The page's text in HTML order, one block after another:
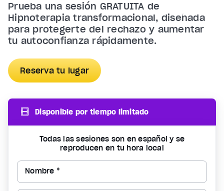
Prueba una sesión GRATUITA de
Hipnoterapia transformacional, diseñada
para protegerte del rechazo y aumentar
tu autoconfianza rápidamente.
Reserva tu lugar
Disponible por tiempo limitado
Todas las sesiones son en español y se
reproducen en tu hora local
Nombre *